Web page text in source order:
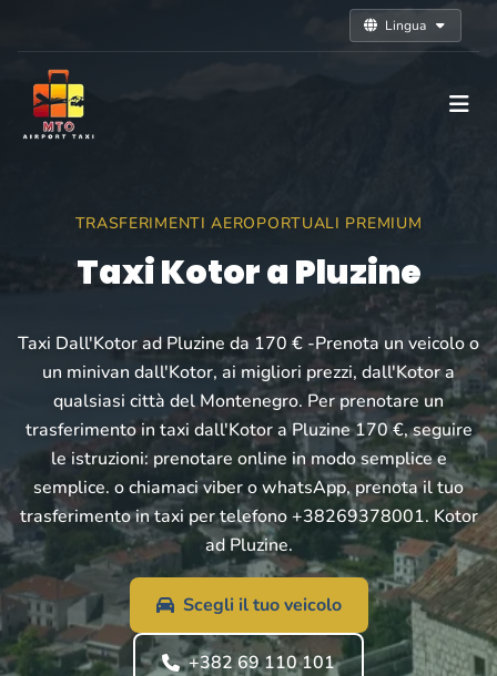
Lingua
TRASFERIMENTI AEROPORTUALI PREMIUM
Taxi Kotor a Pluzine
Taxi Dall'Kotor ad Pluzine da 170 € -Prenota un veicolo o
un minivan dall'Kotor, ai migliori prezzi, dall'Kotor a
qualsiasi città del Montenegro. Per prenotare un
trasferimento in taxi dall'Kotor a Pluzine 170 €, seguire
le istruzioni: prenotare online in modo semplice e
semplice. o chiamaci viber o whatsApp, prenota il tuo
trasferimento in taxi per telefono +38269378001. Kotor
ad Pluzine.
Scegli il tuo veicolo
+382 69 110 101